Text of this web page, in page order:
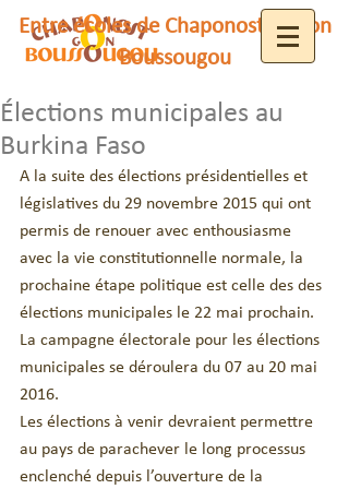
Entre écoles de Chaponost et Gon
Boussougou
Élections municipales au
Burkina Faso
A la suite des élections présidentielles et
législatives du 29 novembre 2015 qui ont
permis de renouer avec enthousiasme
avec la vie constitutionnelle normale, la
prochaine étape politique est celle des des
élections municipales le 22 mai prochain.
La campagne électorale pour les élections
municipales se déroulera du 07 au 20 mai
2016.
Les élections à venir devraient permettre
au pays de parachever le long processus
enclenché depuis l’ouverture de la